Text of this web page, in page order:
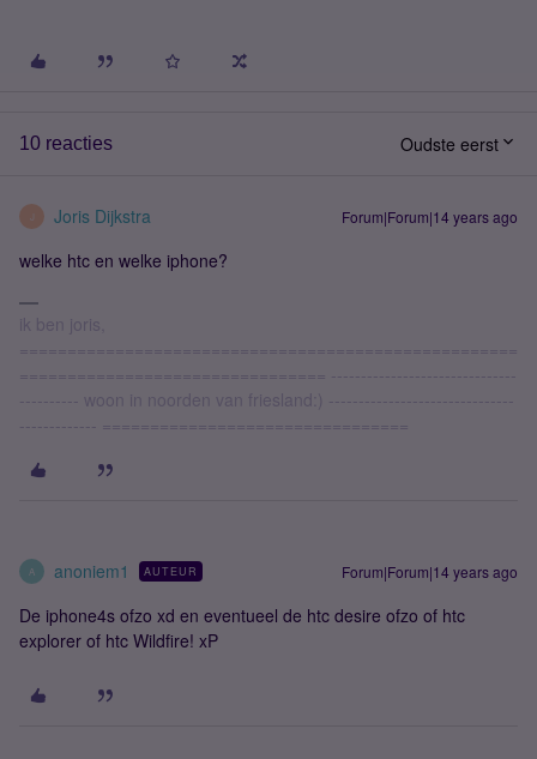
10 reacties Oudste eerst
J Joris Dijkstra Forum|Forum|14 years ago
welke htc en welke iphone?
ik ben joris,
================================ -------------------------------
---------- woon in noorden van friesland:) -------------------------------
------------- ================================
A anoniem1 AUTEUR Forum|Forum|14 years ago
De iphone4s ofzo xd en eventueel de htc desire ofzo of htc
explorer of htc Wildfire! xP